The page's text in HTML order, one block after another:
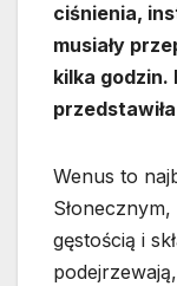
ciśnienia,
musiały
kilka godzin.
Wenus to
gęstością i